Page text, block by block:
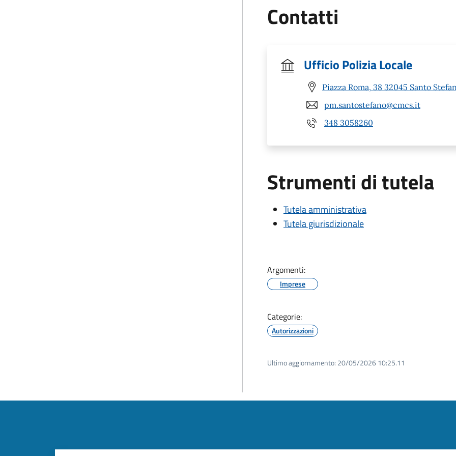
Contatti
Ufficio Polizia Locale
Piazza Roma, 38 32045 Santo
pm.santostefano@cmcs.it
348 3058260
Strumenti di tutela
Tutela amministrativa
Tutela giurisdizionale
Argomenti:
Imprese
Categorie:
Autorizzazioni
Ultimo aggiornamento: 20/05/2026 10:25.11